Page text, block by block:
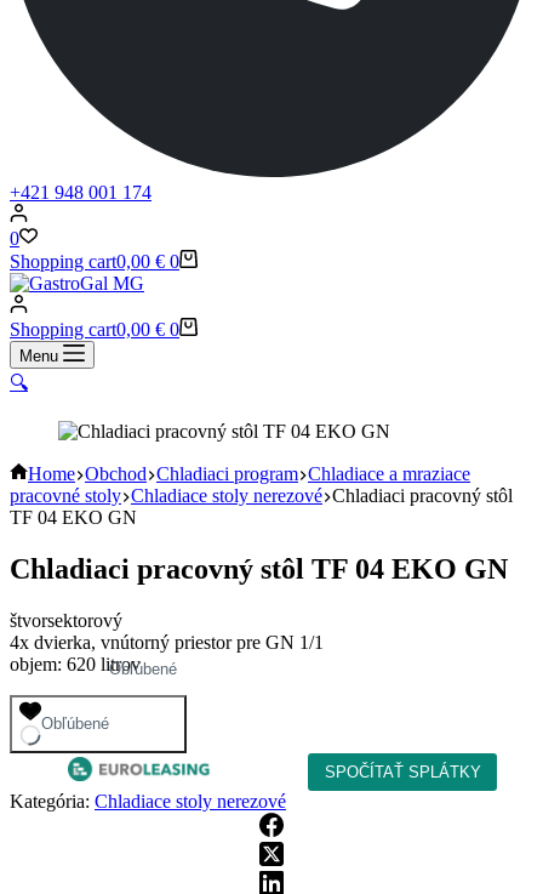
+421 948 001 174
0
Shopping cart0,00 € 0
Shopping cart0,00 € 0
Menu
🔍
Home Obchod Chladiaci program Chladiace a mraziace
pracovné stoly Chladiace stoly nerezové Chladiaci pracovný stôl
TF 04 EKO GN
Chladiaci pracovný stôl TF 04 EKO GN
štvorsektorový
4x dvierka, vnútorný priestor pre GN 1/1
objem: 620 litrov
Obľúbené
Obľúbené
Kategória: Chladiace stoly nerezové